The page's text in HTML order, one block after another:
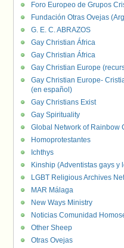
Foro Europeo de Grupos
Fundación Otras Ovejas
G. E. C. ABRAZOS
Gay Christian África
Gay Christian África
Gay Christian Europe
Gay Christian Europe-
(en español)
Gay Christians Exist
Gay Spirituality
Global Network of Rainbow
Homoprotestantes
Ichthys
Kinship (Adventistas gays y
LGBT Religious Archives
MAR Málaga
New Ways Ministry
Noticias Comunidad
Other Sheep
Otras Ovejas